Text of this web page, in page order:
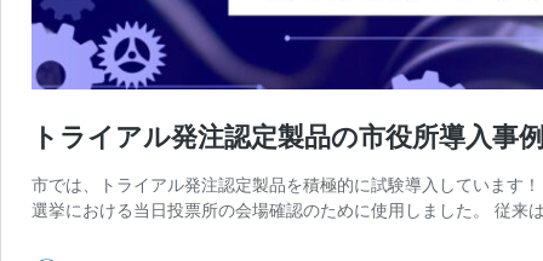
トライアル発注認定製品の市役所導入事
市では、トライアル発注認定製品を積極的に試験導入しています
選挙における当日投票所の会場確認のために使用しました。 従来